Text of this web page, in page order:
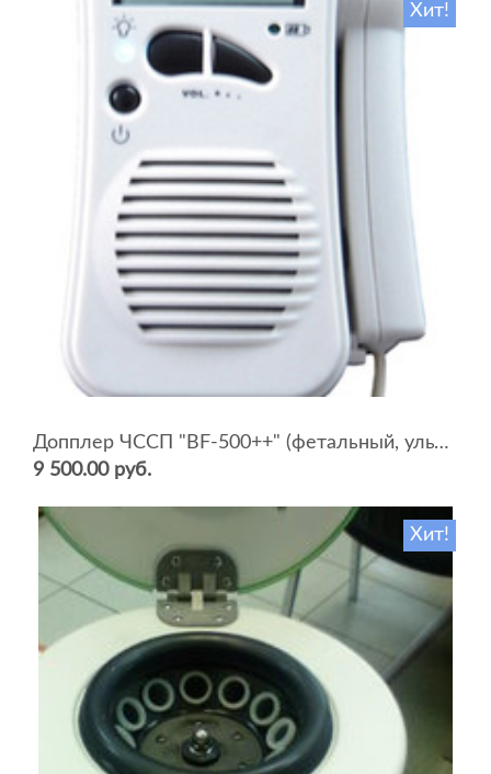
Хит!
Допплер ЧССП "BF-500++" (фетальный, ультразвуковой)
9 500.00 руб.
Хит!